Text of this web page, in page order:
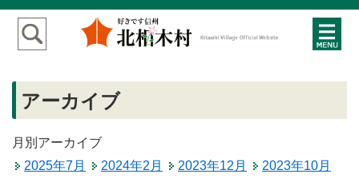
アーカイブ
月別アーカイブ
2025年7月
2024年2月 2023年12月
2023年10月